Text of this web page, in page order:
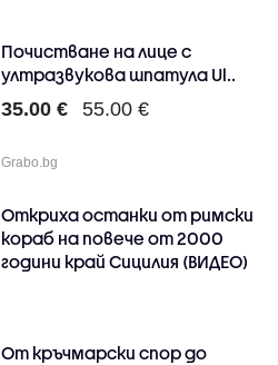
Почистване на лице с
ултразвукова шпатула Ul..
35.00 € 55.00 €
Grabo.bg
Откриха останки от римски
кораб на повече от 2000
години край Сицилия (ВИДЕО)
От кръчмарски спор до